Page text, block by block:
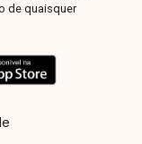
de quaisquer